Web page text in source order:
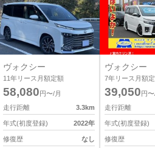
ヴォクシー
11年リース月額定額
58,080円〜/月
走行距離
3.3km
年式(初度登録) 2022年
修復歴 なし
ヴォクシー
7年リース月額
39,050円
走行距離
年式(初度登録)
修復歴